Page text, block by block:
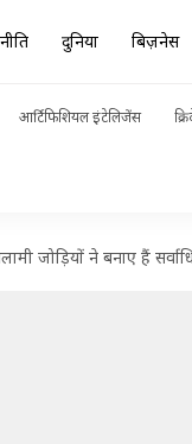
दुनिया बिज़नेस
आर्टिफिशियल इंटेलिजेंस
जोड़ियों ने बनाए हैं